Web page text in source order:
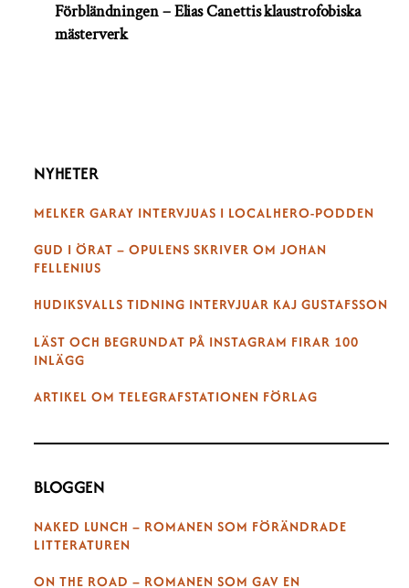
Förbländningen – Elias Canettis klaustrofobiska
mästerverk
NYHETER
MELKER GARAY INTERVJUAS I LOCALHERO-PODDEN
GUD I ÖRAT – OPULENS SKRIVER OM JOHAN
FELLENIUS
HUDIKSVALLS TIDNING INTERVJUAR KAJ GUSTAFSSON
LÄST OCH BEGRUNDAT PÅ INSTAGRAM FIRAR 100
INLÄGG
ARTIKEL OM TELEGRAFSTATIONEN FÖRLAG
BLOGGEN
NAKED LUNCH – ROMANEN SOM FÖRÄNDRADE
LITTERATUREN
ON THE ROAD – ROMANEN SOM GAV EN